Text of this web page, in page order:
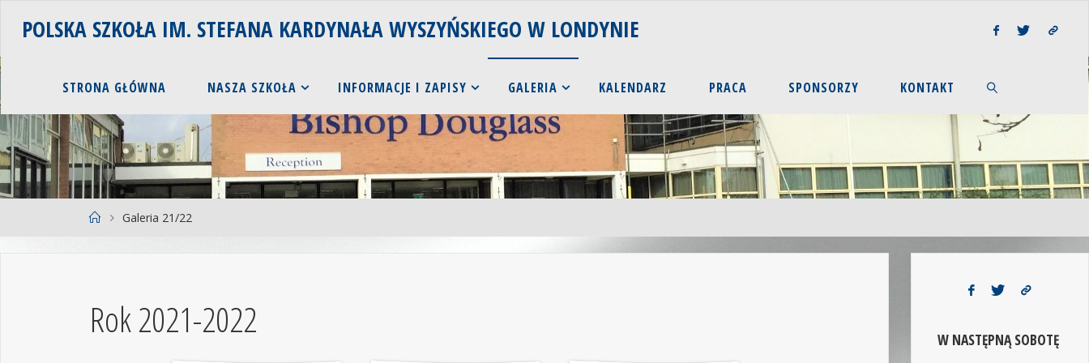
POLSKA SZKOŁA IM. STEFANA KARDYNAŁA WYSZYŃSKIEGO W LONDYNIE
STRONA GŁÓWNA NASZA SZKOŁA INFORMACJE I ZAPISY GALERIA KALENDARZ PRACA SPONSORZY KONTAKT
Galeria 21/22
Rok 2021-2022 W NASTĘPNĄ SOBOTĘ